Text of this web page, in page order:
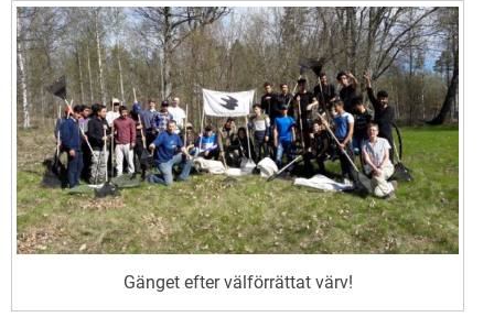
Gänget efter välförrättat värv!